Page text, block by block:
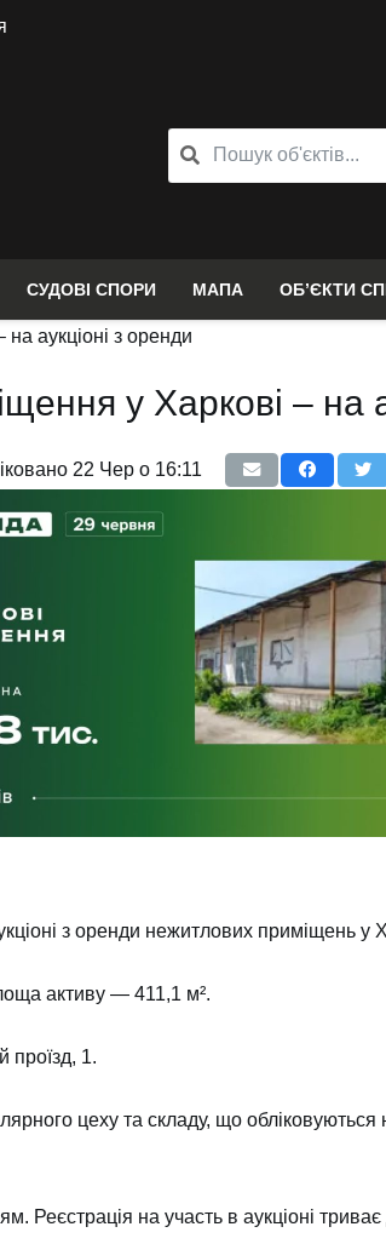
СУДОВІ СПОРИ МАПА ОБ’ЄКТИ
аукціоні з оренди
у Харкові – на
22 Чер о 16:11
з оренди нежитлових приміщень у
активу — 411,1 м².
проїзд, 1.
цеху та складу, що обліковуються
. Реєстрація на участь в аукціоні